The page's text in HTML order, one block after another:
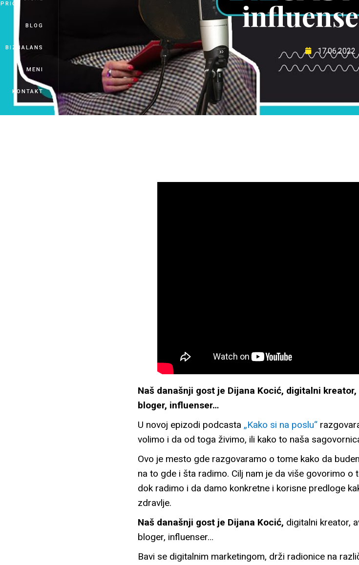
PRIČE
BLOG
BIZBALANS
O MENI
KONTAKT
17.06.2022
Naš današnji gost je Dijana Kocić, digitalni
bloger, influenser…
U novoj epizodi podcasta „Kako si na poslu“
volimo i da od toga živimo, ili kako to naša
Ovo je mesto gde razgovaramo o tome kako da
na to gde i šta radimo. Cilj nam je da više govorimo
dok radimo i da damo konkretne i korisne predloge
zdravlje.
Naš današnji gost je Dijana Kocić, digitalni kreator,
bloger, influenser…
Bavi se digitalnim marketingom, drži radionice na